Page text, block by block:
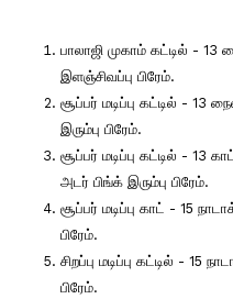
பாலாஜி முகாம் கட்டில் -
இளஞ்சிவப்பு பிரேம்.
சூப்பர் மடிப்பு கட்டில் -
இரும்பு பிரேம்.
சூப்பர் மடிப்பு கட்டில் -
அடர் பிங்க் இரும்பு பிரேம்.
சூப்பர் மடிப்பு காட் - 15
பிரேம்.
சிறப்பு மடிப்பு கட்டில் - 15
பிரேம்.